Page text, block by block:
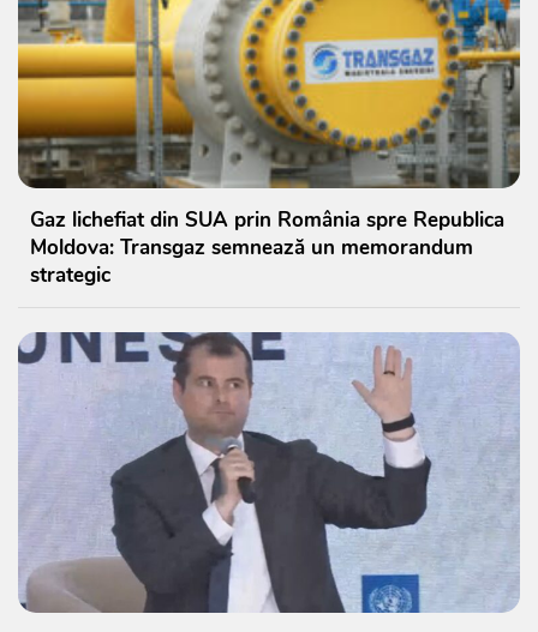
Gaz lichefiat din SUA prin România spre Republica
Moldova: Transgaz semnează un memorandum
strategic